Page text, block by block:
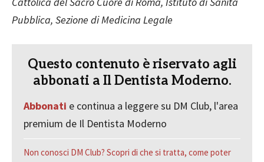
Pubblica, Sezione di Medicina Legale
Questo contenuto è riservato agli
abbonati a Il Dentista Moderno.
Abbonati e continua a leggere su DM Club, l'area
premium de Il Dentista Moderno
Non conosci DM Club? Scopri di che si tratta, come poter